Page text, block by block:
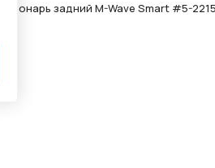
Фонарь задний M-Wave Smart #5-